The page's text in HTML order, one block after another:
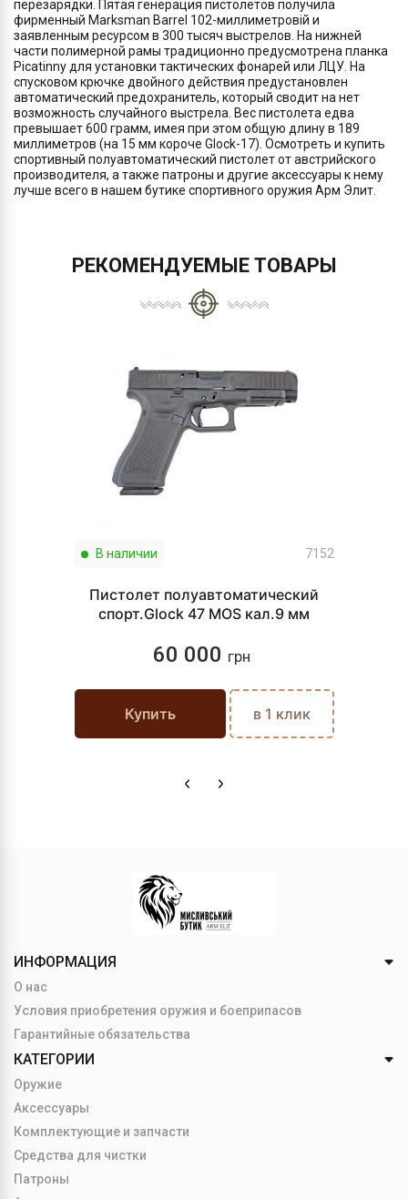
перезарядки. Пятая генерация пистолетов получила
фирменный Marksman Barrel 102-миллиметровій и
заявленным ресурсом в 300 тысяч выстрелов. На нижней
части полимерной рамы традиционно предусмотрена планка
Picatinny для установки тактических фонарей или ЛЦУ. На
спусковом крючке двойного действия предустановлен
автоматический предохранитель, который сводит на нет
возможность случайного выстрела. Вес пистолета едва
превышает 600 грамм, имея при этом общую длину в 189
миллиметров (на 15 мм короче Glock-17). Осмотреть и купить
спортивный полуавтоматический пистолет от австрийского
производителя, а также патроны и другие аксессуары к нему
лучше всего в нашем бутике спортивного оружия Арм Элит.
РЕКОМЕНДУЕМЫЕ ТОВАРЫ
В наличии 7152
Пистолет полуавтоматический
спорт.Glock 47 MOS кал.9 мм
60 000 грн
Купить в 1 клик
ИНФОРМАЦИЯ
О нас
Условия приобретения оружия и боеприпасов
Гарантийные обязательства
КАТЕГОРИИ
Оружие
Аксессуары
Комплектующие и запчасти
Средства для чистки
Патроны